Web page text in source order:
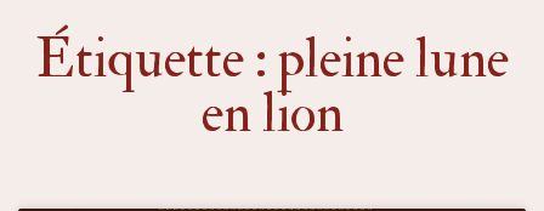
Étiquette : pleine lune
en lion